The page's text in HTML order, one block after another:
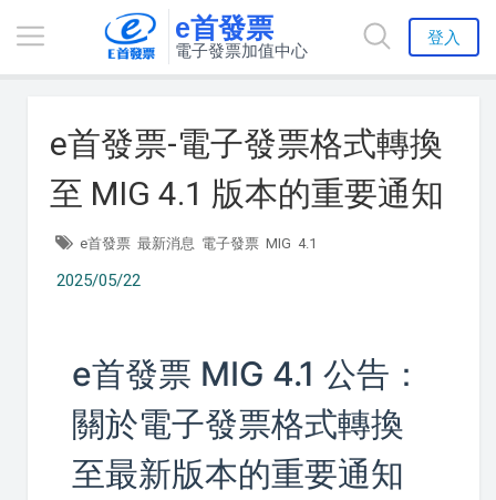
e首發票
電子發票加值中心
登入
e首發票-電子發票格式轉換
至 MIG 4.1 版本的重要通知
e首發票 最新消息 電子發票 MIG 4.1
2025/05/22
e首發票 MIG 4.1 公告：
關於電子發票格式轉換
至最新版本的重要通知